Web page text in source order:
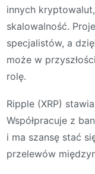
innych
skalowalność.
specjalistów, a
może w
rolę.
Ripple (XRP)
Współpracuje z
i ma szansę stać
przelewów